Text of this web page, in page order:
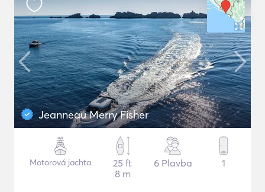
Jeanneau Merry Fisher
Motorová jachta
25 ft
8 m
6 Plavba 1